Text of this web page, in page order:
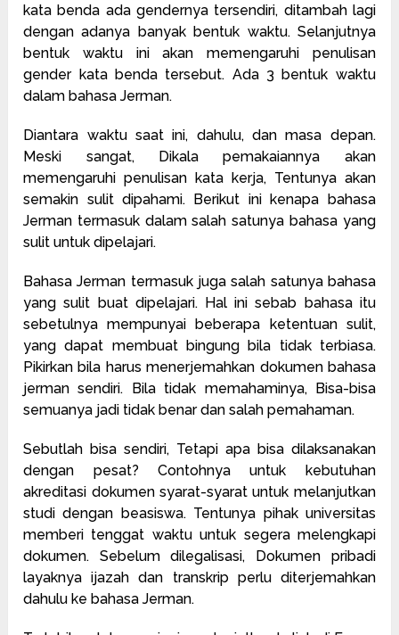
kata benda ada gendernya tersendiri, ditambah lagi
dengan adanya banyak bentuk waktu. Selanjutnya
bentuk waktu ini akan memengaruhi penulisan
gender kata benda tersebut. Ada 3 bentuk waktu
dalam bahasa Jerman.
Diantara waktu saat ini, dahulu, dan masa depan.
Meski sangat, Dikala pemakaiannya akan
memengaruhi penulisan kata kerja, Tentunya akan
semakin sulit dipahami. Berikut ini kenapa bahasa
Jerman termasuk dalam salah satunya bahasa yang
sulit untuk dipelajari.
Bahasa Jerman termasuk juga salah satunya bahasa
yang sulit buat dipelajari. Hal ini sebab bahasa itu
sebetulnya mempunyai beberapa ketentuan sulit,
yang dapat membuat bingung bila tidak terbiasa.
Pikirkan bila harus menerjemahkan dokumen bahasa
jerman sendiri. Bila tidak memahaminya, Bisa-bisa
semuanya jadi tidak benar dan salah pemahaman.
Sebutlah bisa sendiri, Tetapi apa bisa dilaksanakan
dengan pesat? Contohnya untuk kebutuhan
akreditasi dokumen syarat-syarat untuk melanjutkan
studi dengan beasiswa. Tentunya pihak universitas
memberi tenggat waktu untuk segera melengkapi
dokumen. Sebelum dilegalisasi, Dokumen pribadi
layaknya ijazah dan transkrip perlu diterjemahkan
dahulu ke bahasa Jerman.